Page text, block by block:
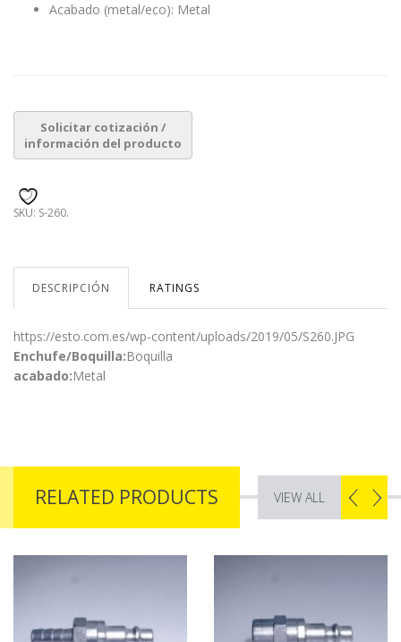
Acabado (metal/eco): Metal
SKU: S-260.
DESCRIPCIÓN RATINGS
https://esto.com.es/wp-content/uploads/2019/05/S260.JPG
Enchufe/Boquilla:Boquilla
acabado:Metal
RELATED PRODUCTS VIEW ALL